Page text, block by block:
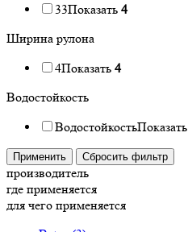
33Показать 4
Ширина рулона
4Показать 4
Водостойкость
ВодостойкостьПоказать
Применить Сбросить фильтр
производитель
где применяется
для чего применяется